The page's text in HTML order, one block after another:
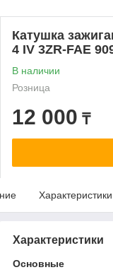
Катушка
4 IV 3ZR-FAE
В наличии
Розница
12 000 ₸
Характеристики
Характеристики
Основные